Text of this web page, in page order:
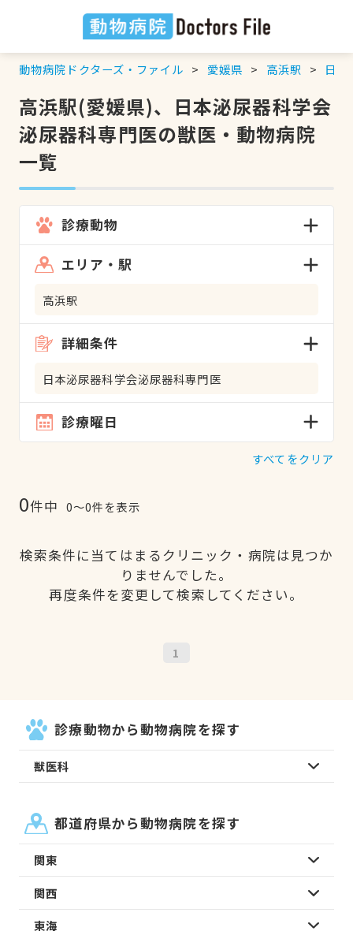
動物病院ドクターズ・ファイル 愛媛県 高浜駅 日本
高浜駅(愛媛県)、日本泌尿器科学会
泌尿器科専門医の獣医・動物病院
一覧
診療動物
エリア・駅
高浜駅
詳細条件
日本泌尿器科学会泌尿器科専門医
診療曜日
すべてをクリア
0件中 0〜0件を表示
検索条件に当てはまるクリニック・病院は見つか
りませんでした。
再度条件を変更して検索してください。
1
診療動物から動物病院を探す
獣医科
都道府県から動物病院を探す
関東
関西
東海